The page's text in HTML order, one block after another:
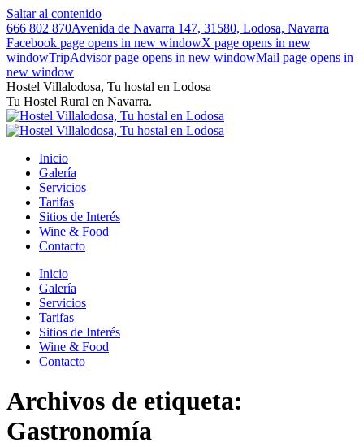
Saltar al contenido
666 802 870Avenida de Navarra 147, 31580, Lodosa, Navarra
Facebook page opens in new windowX page opens in new
windowTripAdvisor page opens in new windowMail page opens in
new window
Hostel Villalodosa, Tu hostal en Lodosa
Tu Hostel Rural en Navarra.
Inicio
Galería
Servicios
Tarifas
Sitios de Interés
Wine & Food
Contacto
Inicio
Galería
Servicios
Tarifas
Sitios de Interés
Wine & Food
Contacto
Archivos de etiqueta:
Gastronomía